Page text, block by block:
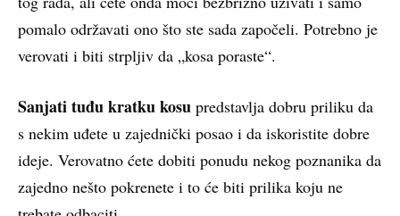
pomalo održavati ono što ste sada započeli. Potrebno je
verovati i biti strpljiv da „kosa poraste“.
Sanjati tuđu kratku kosu predstavlja dobru priliku da
s nekim uđete u zajednički posao i da iskoristite dobre
ideje. Verovatno ćete dobiti ponudu nekog poznanika da
zajedno nešto pokrenete i to će biti prilika koju ne